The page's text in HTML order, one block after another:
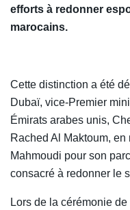
efforts à redonner
marocains.
Cette distinction a été
Dubaï, vice-Premier
Émirats arabes unis,
Rached Al Maktoum,
Mahmoudi pour son
consacré à redonner le
Lors de la cérémonie